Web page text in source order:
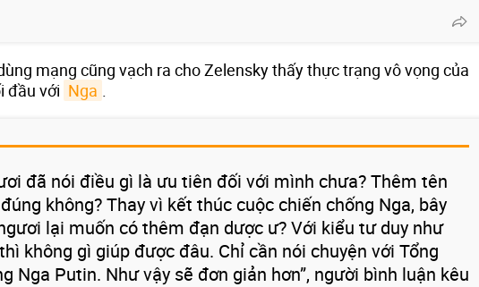
mạng cũng vạch ra cho Zelensky thấy thực trạng vô vọng của
đầu với Nga
đã nói điều gì là ưu tiên đối với mình chưa? Thêm tên
không? Thay vì kết thúc cuộc chiến chống Nga, bây
lại muốn có thêm đạn dược ư? Với kiểu tư duy như
không gì giúp được đâu. Chỉ cần nói chuyện với Tổng
Nga Putin. Như vậy sẽ đơn giản hơn”, người bình luận kêu